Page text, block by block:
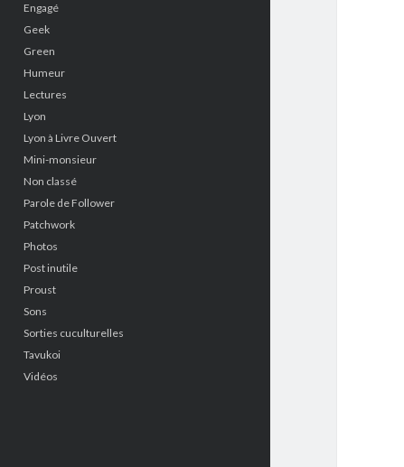
Engagé
Geek
Green
Humeur
Lectures
Lyon
Lyon à Livre Ouvert
Mini-monsieur
Non classé
Parole de Follower
Patchwork
Photos
Post inutile
Proust
Sons
Sorties cuculturelles
Tavukoi
Vidéos